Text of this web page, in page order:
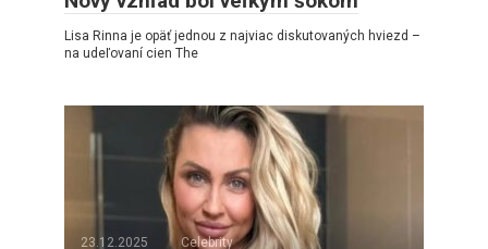
Lisa Rinna je opäť jednou z najviac diskutovaných hviezd –
na udeľovaní cien The
23.12.2025 Celebrity